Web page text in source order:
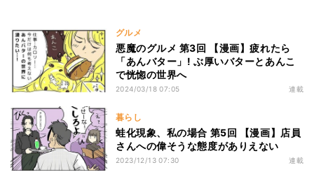
グルメ
悪魔のグルメ 第3回 【漫画】疲れたら
「あんバター」! ぶ厚いバターとあんこ
で恍惚の世界へ
2024/03/18 07:05 連載
暮らし
蛙化現象、私の場合 第5回 【漫画】店員
さんへの偉そうな態度がありえない
2023/12/13 07:30 連載